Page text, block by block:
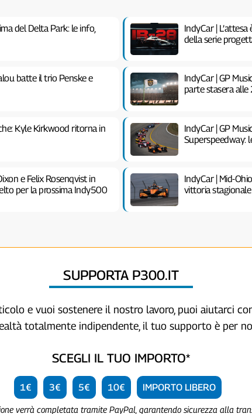
del Delta Park: le info,
IndyCar |
della serie
batte il trio Penske e
IndyCar | GP
parte stasera
Kyle Kirkwood ritorna in
IndyCar | GP
Superspeedway:
e Felix Rosenqvist in
per la prossima Indy500
IndyCar | Mid-
vittoria
SUPPORTA P300.IT
e vuoi sostenere il nostro lavoro, puoi aiutarci
totalmente indipendente, il tuo supporto è per
SCEGLI IL TUO IMPORTO*
1€ 3€ 5€ 10€ IMPORTO LIBERO
verrà completata tramite PayPal, garantendo sicurezza alla